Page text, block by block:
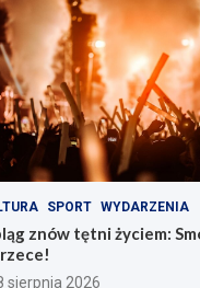
SPORT WYDARZENIA
znów tętni życiem:
sierpnia 2026